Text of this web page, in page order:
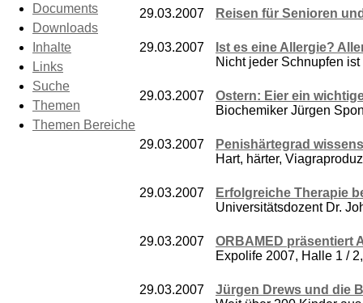
Documents
Downloads
Inhalte
Links
Suche
Themen
Themen Bereiche
29.03.2007 Reisen für Senioren
29.03.2007
Ist es eine Allergie?
Nicht jeder Schnupfen
29.03.2007
Ostern: Eier ein
Biochemiker Jürgen
29.03.2007
Penishärtegrad
Hart, härter,
29.03.2007
Erfolgreiche Therapie
Universitätsdozent Dr.
29.03.2007
ORBAMED präsentiert
Expolife 2007, Halle 1 /
29.03.2007
Jürgen Drews und die